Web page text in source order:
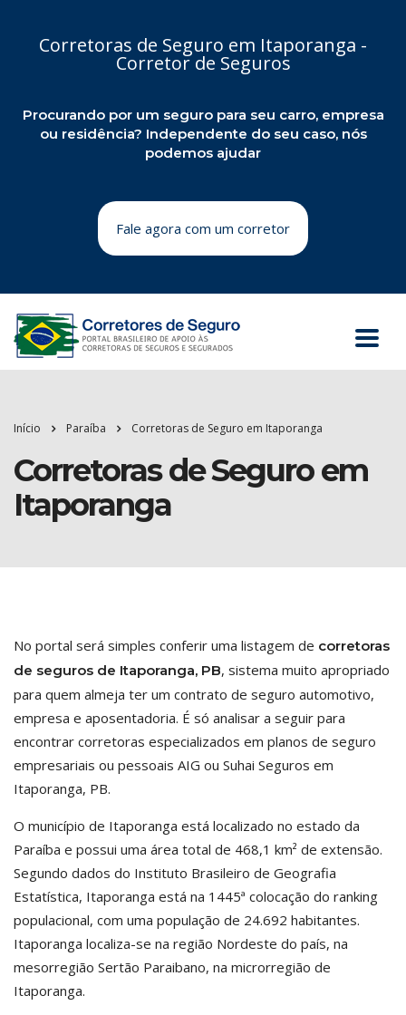
Corretoras de Seguro em Itaporanga -
Corretor de Seguros
Procurando por um seguro para seu carro, empresa
ou residência? Independente do seu caso, nós
podemos ajudar
Fale agora com um corretor
Início Paraíba Corretoras de Seguro em Itaporanga
Corretoras de Seguro em
Itaporanga
No portal será simples conferir uma listagem de corretoras
de seguros de Itaporanga, PB, sistema muito apropriado
para quem almeja ter um contrato de seguro automotivo,
empresa e aposentadoria. É só analisar a seguir para
encontrar corretoras especializados em planos de seguro
empresariais ou pessoais AIG ou Suhai Seguros em
Itaporanga, PB.
O município de Itaporanga está localizado no estado da
Paraíba e possui uma área total de 468,1 km² de extensão.
Segundo dados do Instituto Brasileiro de Geografia
Estatística, Itaporanga está na 1445ª colocação do ranking
populacional, com uma população de 24.692 habitantes.
Itaporanga localiza-se na região Nordeste do país, na
mesorregião Sertão Paraibano, na microrregião de
Itaporanga.